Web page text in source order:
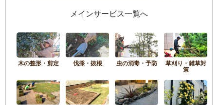
メインサービス一覧へ
木の整形・剪定 伐採・抜根 虫の消毒・予防 草刈り・雑草対
策